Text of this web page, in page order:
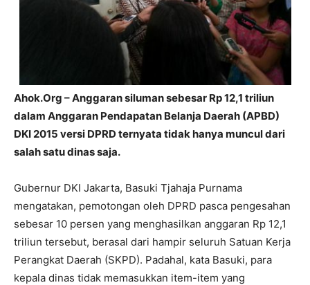
Ahok.Org – Anggaran siluman sebesar Rp 12,1 triliun
dalam Anggaran Pendapatan Belanja Daerah (APBD)
DKI 2015 versi DPRD ternyata tidak hanya muncul dari
salah satu dinas saja.
Gubernur DKI Jakarta, Basuki Tjahaja Purnama
mengatakan, pemotongan oleh DPRD pasca pengesahan
sebesar 10 persen yang menghasilkan anggaran Rp 12,1
triliun tersebut, berasal dari hampir seluruh Satuan Kerja
Perangkat Daerah (SKPD). Padahal, kata Basuki, para
kepala dinas tidak memasukkan item-item yang